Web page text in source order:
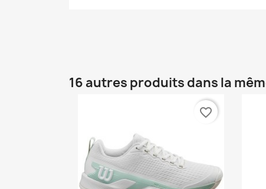
16 autres produits dans la
favorite_border